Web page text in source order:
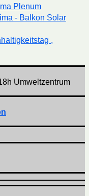
Plenum
- Balkon Solar
,
Umweltzentrum